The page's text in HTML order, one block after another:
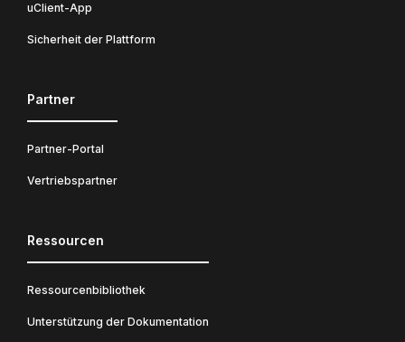
uClient-App
Sicherheit der Plattform
Partner
Partner-Portal
Vertriebspartner
Ressourcen
Ressourcenbibliothek
Unterstützung der Dokumentation